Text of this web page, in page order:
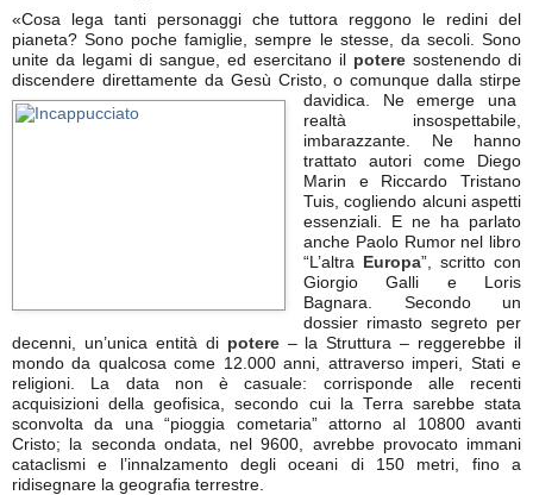
«Cosa lega tanti personaggi che tuttora reggono le redini del
pianeta? Sono poche famiglie, sempre le stesse, da secoli. Sono
unite da legami di sangue, ed esercitano il potere sostenendo di
discendere direttamente da Gesù Cristo, o comunque dalla stirpe
davidica. Ne emerge una
realtà insospettabile,
imbarazzante. Ne hanno
trattato autori come Diego
Marin e Riccardo Tristano
Tuis, cogliendo alcuni aspetti
essenziali. E ne ha parlato
anche Paolo Rumor nel libro
“L’altra Europa”, scritto con
Giorgio Galli e Loris
Bagnara. Secondo un
dossier rimasto segreto per
decenni, un’unica entità di potere– la Struttura – reggerebbe il
mondo da qualcosa come 12.000 anni, attraverso imperi, Stati e
religioni. La data non è casuale: corrisponde alle recenti
acquisizioni della geofisica, secondo cui la Terra sarebbe stata
sconvolta da una “pioggia cometaria” attorno al 10800 avanti
Cristo; la seconda ondata, nel 9600, avrebbe provocato immani
cataclismi e l’innalzamento degli oceani di 150 metri, fino a
ridisegnare la geografia terrestre.